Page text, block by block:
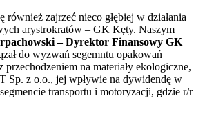
zajrzeć nieco głębiej w działania
arystrokratów – GK Kęty. Naszym
– Dyrektor Finansowy GK
do wyzwań segemntu opakowań
na materiały ekologiczne,
Sp. z o.o., jej wpływie na dywidendę w
transportu i motoryzacji, gdzie r/r